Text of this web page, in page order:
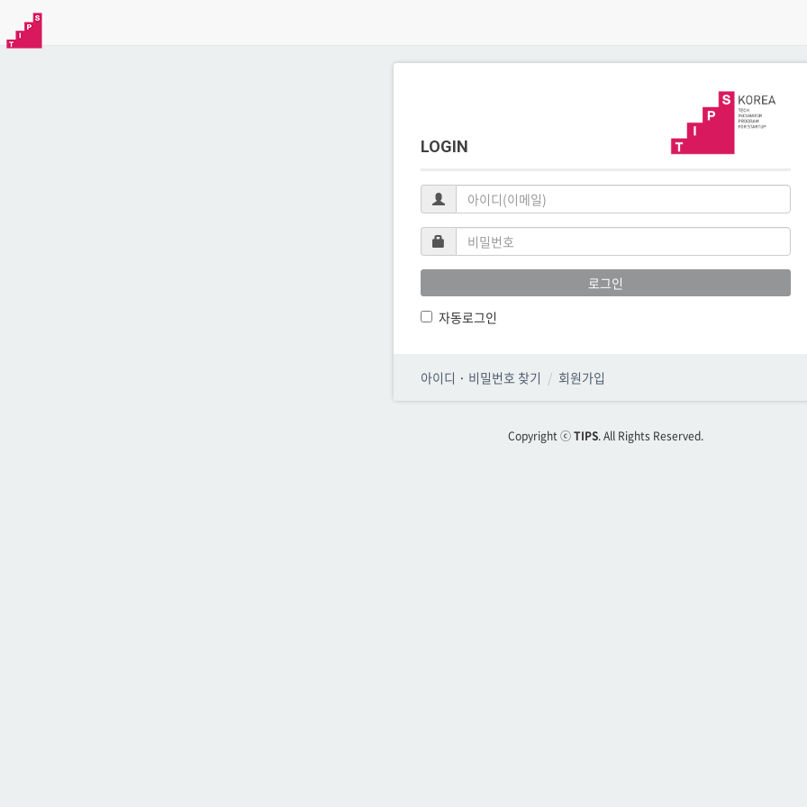
LOGIN
이
디
(이
메
일)
밀
번
호
로그인
자동로그인
아이디 · 비밀번호 찾기 회원가입
Copyright ⓒTIPS. All Rights Reserved.